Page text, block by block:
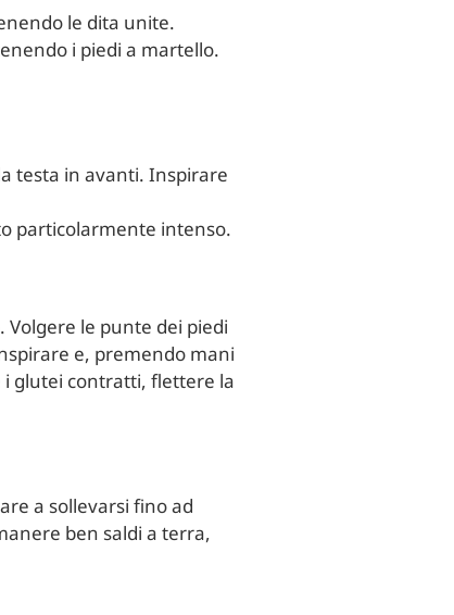
le dita unite.
i piedi a martello.
testa in avanti. Inspirare
particolarmente intenso.
le punte dei piedi
e, premendo mani
i glutei contratti, flettere la
a sollevarsi fino ad
ben saldi a terra,